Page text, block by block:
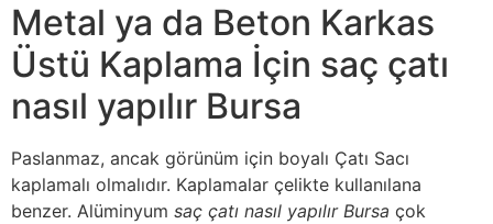
Metal ya da Beton Karkas
Üstü Kaplama İçin saç çatı
nasıl yapılır Bursa
Paslanmaz, ancak görünüm için boyalı Çatı Sacı
kaplamalı olmalıdır. Kaplamalar çelikte kullanılana
benzer. Alüminyum saç çatı nasıl yapılır Bursa çok